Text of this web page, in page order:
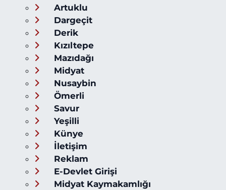
Artuklu
Dargeçit
Derik
Kızıltepe
Mazıdağı
Midyat
Nusaybin
Ömerli
Savur
Yeşilli
Künye
İletişim
Reklam
E-Devlet Girişi
Midyat Kaymakamlığı